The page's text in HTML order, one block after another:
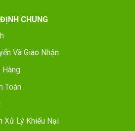
CHUNG
Và Giao Nhận
Hàng
Toán
Xử Lý Khiếu Nại